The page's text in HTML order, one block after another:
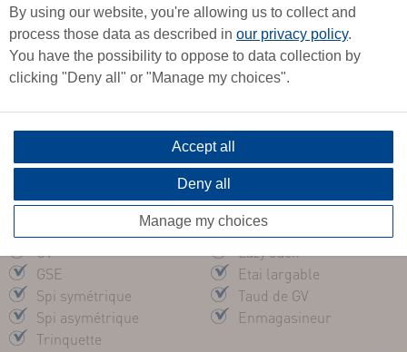
CATÉGORIE DE NAVIGATION :A
ARMEMENT :Semi hauturier
COULEUR DE COQUE :Blanche
COUCHAGES :
COUCHAGES CARRÉ :2
MOTEUR :
Inboard, Sail Drive, Volvo Penta
Voiles / Equipements
GV
GSE
Spi symétrique
Spi asymétrique
Trinquette
Lazy Jack
Etai largable
Taud de GV
Enmagasineur
By using our website, you're allowing us to collect and
process those data as described in our privacy policy.
You have the possibility to oppose to data collection by
clicking "Deny all" or "Manage my choices".
Accept all
Deny all
Manage my choices